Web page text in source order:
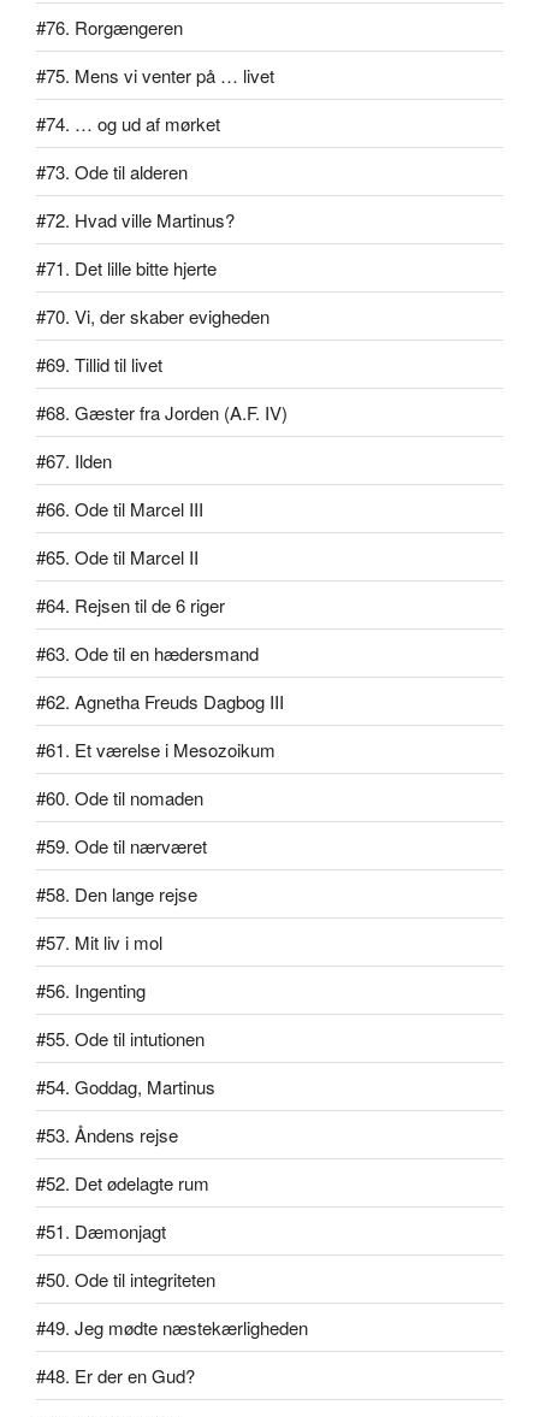
#76. Rorgængeren
#75. Mens vi venter på … livet
#74. … og ud af mørket
#73. Ode til alderen
#72. Hvad ville Martinus?
#71. Det lille bitte hjerte
#70. Vi, der skaber evigheden
#69. Tillid til livet
#68. Gæster fra Jorden (A.F. IV)
#67. Ilden
#66. Ode til Marcel III
#65. Ode til Marcel II
#64. Rejsen til de 6 riger
#63. Ode til en hædersmand
#62. Agnetha Freuds Dagbog III
#61. Et værelse i Mesozoikum
#60. Ode til nomaden
#59. Ode til nærværet
#58. Den lange rejse
#57. Mit liv i mol
#56. Ingenting
#55. Ode til intutionen
#54. Goddag, Martinus
#53. Åndens rejse
#52. Det ødelagte rum
#51. Dæmonjagt
#50. Ode til integriteten
#49. Jeg mødte næstekærligheden
#48. Er der en Gud?